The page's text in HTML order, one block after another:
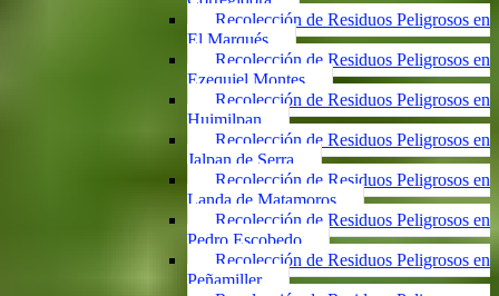
Recolección de Residuos Peligrosos en
El Marqués
Recolección de Residuos Peligrosos en
Ezequiel Montes
Recolección de Residuos Peligrosos en
Huimilpan
Recolección de Residuos Peligrosos en
Jalpan de Serra
Recolección de Residuos Peligrosos en
Landa de Matamoros
Recolección de Residuos Peligrosos en
Pedro Escobedo
Recolección de Residuos Peligrosos en
Peñamiller